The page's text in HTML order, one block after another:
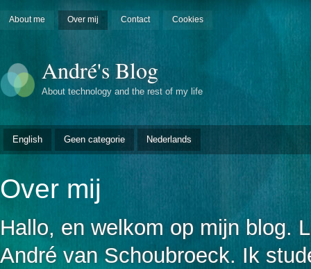
About me Over mij Contact Cookies
André's Blog
About technology and the rest of my life
English Geen categorie Nederlands
Over mij
Hallo, en welkom op mijn blog.
André van Schoubroeck. Ik